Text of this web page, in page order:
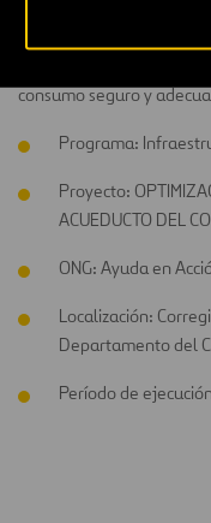
del sistema. También se
consumo seguro y
Programa:
Proyecto:
ACUEDUCTO DEL
ONG: Ayuda en
Localización:
Departamento del
Período de